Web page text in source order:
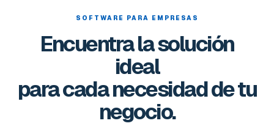
SOFTWARE PARA EMPRESAS
Encuentra la solución
ideal
para cada necesidad de tu
negocio.